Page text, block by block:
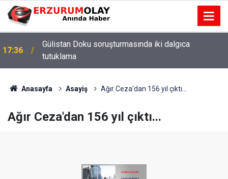
17:36
Gülistan Doku soruşturmasında iki dalgıca
tutuklama
Anasayfa Asayiş Ağır Ceza'dan 156 yıl çıktı...
Ağır Ceza'dan 156 yıl çıktı...